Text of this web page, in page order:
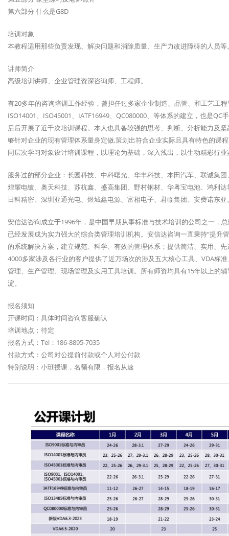
第六部分 什么是G8D
培训对象
本教程适用那些负责发现、解决问题和消除质量、生产力改进障碍的人员等
讲师简介
高级培训讲师、企业管理资深咨询师、工程师。
有20多年的咨询培训工作经验，曾担任过多家企业制造、品管、和工艺工
ISO14001、ISO45001、IATF16949、QC080000、等体系的建立，也是
后后开展了近千次培训课程。本人也具备较强的思考、判断、分析能力及
够针对企业的现有管理体系量身定做,策划出符合企业实际且具有特色的课
同层次学习对象设计培训课程，以理论为基础，深入浅出，以生动精彩行
服务过的部分企业：长园科技、中科曙光、华丰科技、本田汽车、联诚集
煌耀电镀、奥天科技、苏杭鑫、盛高集团、野村钢材、华粤宝电池、鸿利
日科精密、深圳亚通光电、煜城鑫电源、富相电子、君临集团、安费诺东亚
安信达咨询成立于1996年，是中国早期从事标准与技术培训的公司之一，
已经发展成为实力强大的综合类管理培训机构。安信达咨询一直秉持“提
的系统解决方案，建立规范、科学、有效的管理体系；提供简洁、实用、
4000多家涉及各行业的客户提供了近万场次的涉及五大核心工具、VDA标
管理、生产管理、现场管理及实用工具培训。所有师资均具有15年以上的
淀。
报名须知
开课时间：具体时间咨询客服确认
培训地点：待定
报名方式：Tel：186-8895-7035
付款方式：公司对公提前付款或个人对公付款
特别说明：小班授课，名额有限，报名从速